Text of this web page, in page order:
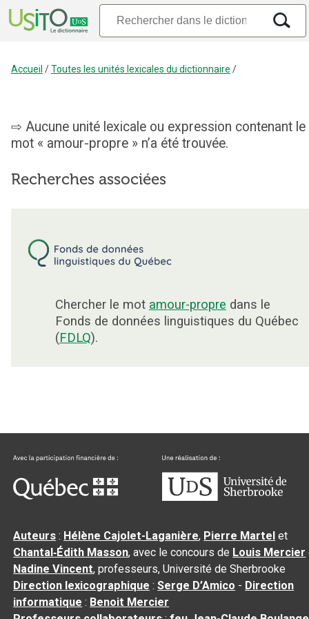
Accueil /Toutes les unités lexicales du dictionnaire /
Aucune unité lexicale ou expression contenant le
mot « amour-propre » n’a été trouvée.
Recherches associées
Chercher le mot amour-propre dans le
Fonds de données linguistiques du Québec
(FDLQ).
Auteurs : Hélène Cajolet-Laganière, Pierre Martel et
Chantal‑Édith Masson, avec le concours de Louis Mercier
Nadine Vincent, professeurs, Université de Sherbrooke
Direction lexicographique :Serge D’Amico - Direction
informatique : Benoit Mercier